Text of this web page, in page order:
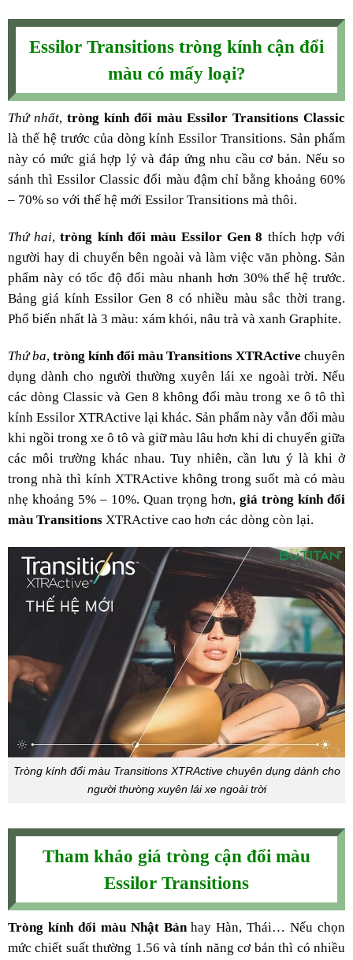
Essilor Transitions tròng kính cận đổi
màu có mấy loại?
Thứ nhất, tròng kính đổi màu Essilor Transitions Classic
là thế hệ trước của dòng kính Essilor Transitions. Sản phẩm
này có mức giá hợp lý và đáp ứng nhu cầu cơ bản. Nếu so
sánh thì Essilor Classic đổi màu đậm chỉ bằng khoảng 60%
– 70% so với thế hệ mới Essilor Transitions mà thôi.
Thứ hai,tròng kính đổi màu Essilor Gen 8 thích hợp với
người hay di chuyển bên ngoài và làm việc văn phòng. Sản
phẩm này có tốc độ đổi màu nhanh hơn 30% thế hệ trước.
Bảng giá kính Essilor Gen 8 có nhiều màu sắc thời trang.
Phổ biến nhất là 3 màu: xám khói, nâu trà và xanh Graphite.
Thứ ba, tròng kính đổi màu Transitions XTRActive chuyên
dụng dành cho người thường xuyên lái xe ngoài trời. Nếu
các dòng Classic và Gen 8 không đổi màu trong xe ô tô thì
kính Essilor XTRActive lại khác. Sản phẩm này vẫn đổi màu
khi ngồi trong xe ô tô và giữ màu lâu hơn khi di chuyển giữa
các môi trường khác nhau. Tuy nhiên, cần lưu ý là khi ở
trong nhà thì kính XTRActive không trong suốt mà có màu
nhẹ khoảng 5% – 10%. Quan trọng hơn,giá tròng kính đổi
màu Transitions XTRActive cao hơn các dòng còn lại.
Tròng kính đổi màu Transitions XTRActive chuyên dụng dành cho
người thường xuyên lái xe ngoài trời
Tham khảo giá tròng cận đổi màu
Essilor Transitions
Tròng kính đổi màu Nhật Bảnhay Hàn, Thái… Nếu chọn
mức chiết suất thường 1.56 và tính năng cơ bản thì có nhiều